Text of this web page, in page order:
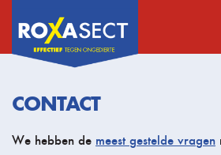
CONTACT
We hebben de meest gestelde vragen